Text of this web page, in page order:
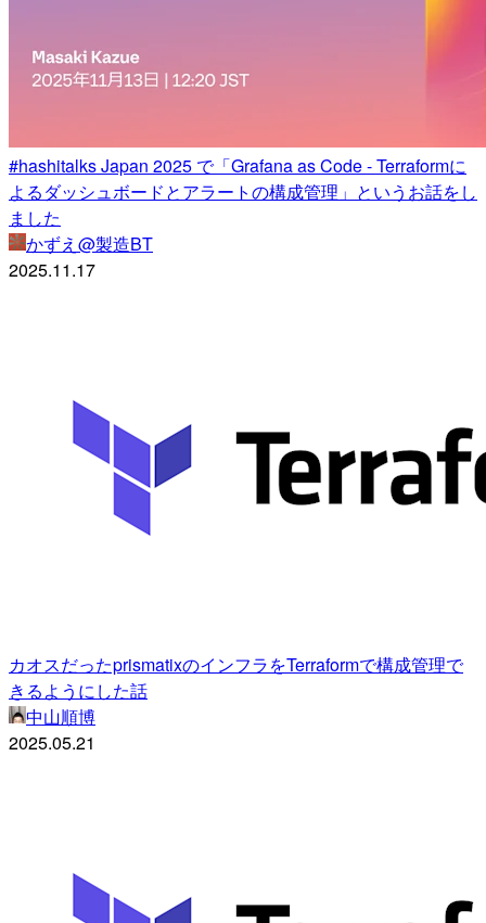
#hashitalks Japan 2025 で「Grafana as Code - Terraformに
よるダッシュボードとアラートの構成管理」というお話をし
ました
かずえ@製造BT
2025.11.17
カオスだったprismatixのインフラをTerraformで構成管理で
きるようにした話
中山順博
2025.05.21